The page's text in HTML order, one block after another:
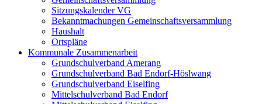
Sitzungskalender VG
Bekanntmachungen Gemeinschaftsversammlung
Haushalt
Ortspläne
Kommunale Zusammenarbeit
Grundschulverband Amerang
Grundschulverband Bad Endorf-Höslwang
Grundschulverband Eiselfing
Mittelschulverband Bad Endorf